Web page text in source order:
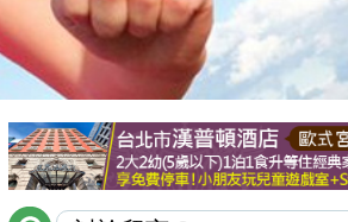
商家合作
推薦景點
討論區